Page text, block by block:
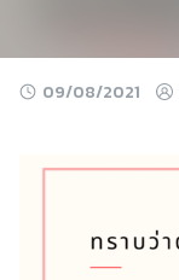
09/08/2021